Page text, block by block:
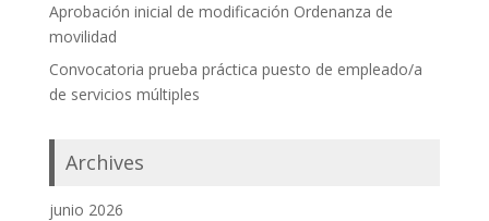
Aprobación inicial de modificación Ordenanza de
movilidad
Convocatoria prueba práctica puesto de empleado/a
de servicios múltiples
Archives
junio 2026